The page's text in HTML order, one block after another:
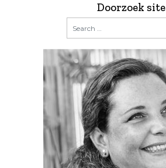
Doorzoek site